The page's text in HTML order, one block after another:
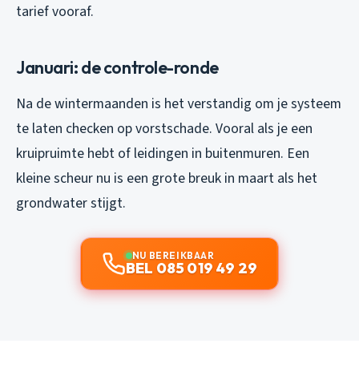
tarief vooraf.
Januari: de controle-ronde
Na de wintermaanden is het verstandig om je systeem
te laten checken op vorstschade. Vooral als je een
kruipruimte hebt of leidingen in buitenmuren. Een
kleine scheur nu is een grote breuk in maart als het
grondwater stijgt.
NU BEREIKBAAR
BEL 085 019 49 29